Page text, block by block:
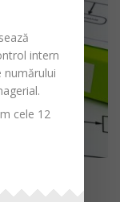
intern
numărului
cele 12